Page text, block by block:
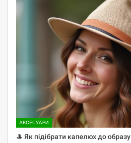
АКСЕСУАРИ
🎩 Як підібрати капелюх до образу